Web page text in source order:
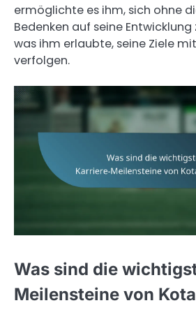
ermöglichte es ihm, sich ohne
Bedenken auf seine
was ihm erlaubte, seine Ziele
verfolgen.
Was sind die
Meilensteine von